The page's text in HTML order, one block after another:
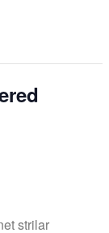
strilar